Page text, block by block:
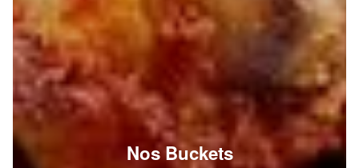
Nos Buckets